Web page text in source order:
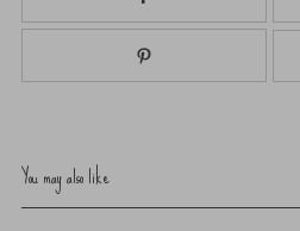
You may also like